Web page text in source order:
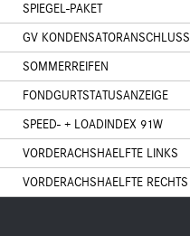
SPIEGEL-PAKET
GV KONDENSATORANSCHLUSS
SOMMERREIFEN
FONDGURTSTATUSANZEIGE
SPEED- + LOADINDEX 91W
VORDERACHSHAELFTE LINKS
VORDERACHSHAELFTE RECHTS